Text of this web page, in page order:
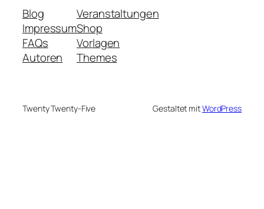
Blog
Impressum
FAQs
Autoren
Veranstaltungen
Shop
Vorlagen
Themes
Twenty Twenty-Five Gestaltet mitWordPress